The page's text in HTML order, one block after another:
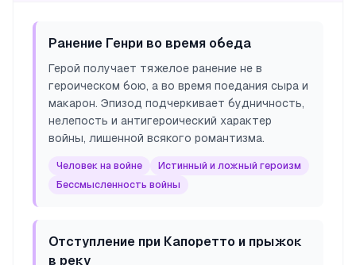
Ранение Генри во время обеда
Герой получает тяжелое ранение не в
героическом бою, а во время поедания сыра и
макарон. Эпизод подчеркивает будничность,
нелепость и антигероический характер
войны, лишенной всякого романтизма.
Человек на войне
Истинный и ложный героизм
Бессмысленность войны
Отступление при Капоретто и прыжок
в реку